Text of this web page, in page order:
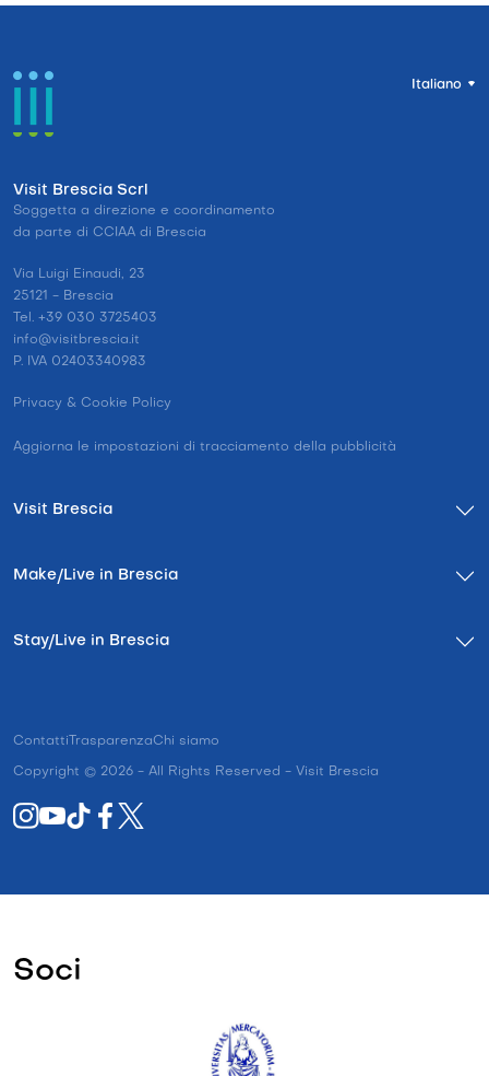
Italiano
Visit Brescia Scrl
Soggetta a direzione e coordinamento
da parte di CCIAA di Brescia
Via Luigi Einaudi, 23
25121 - Brescia
Tel. +39 030 3725403
info@visitbrescia.it
P. IVA 02403340983
Privacy & Cookie Policy
Aggiorna le impostazioni di tracciamento della pubblicità
Visit Brescia
Make/Live in Brescia
Stay/Live in Brescia
Contatti TrasparenzaChi siamo
Copyright © 2026 - All Rights Reserved - Visit Brescia
Soci